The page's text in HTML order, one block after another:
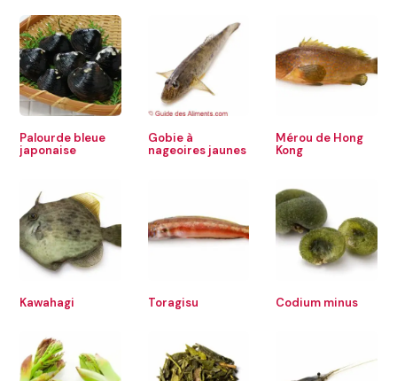
Palourde bleue
japonaise
Gobie à
nageoires jaunes
Mérou de Hong
Kong
Kawahagi Toragisu Codium minus